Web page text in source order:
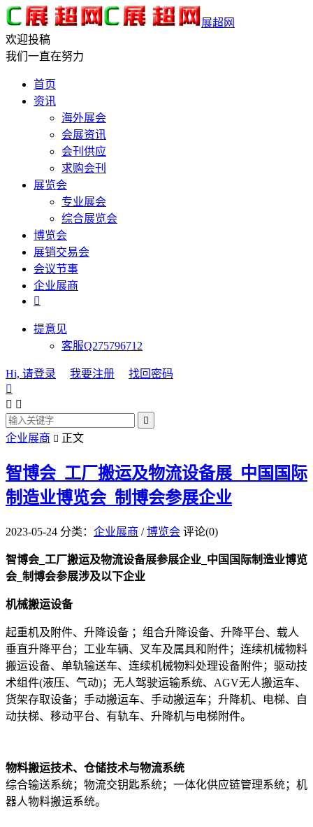
展超网
欢迎投稿
我们一直在努力
首页
资讯
海外展会
会展资讯
会刊供应
求购会刊
展览会
专业展会
综合展览会
博览会
展销交易会
会议节事
企业展商

提意见
客服Q275796712
Hi, 请登录 我要注册
找回密码

 

企业展商  正文
智博会_工厂搬运及物流设备展_中国国际
制造业博览会_制博会参展企业
2023-05-24 分类： 企业展商 /博览会 评论(0)
智博会_工厂搬运及物流设备展参展企业_中国国际制造业博览
会_制博会参展涉及以下企业
机械搬运设备
起重机及附件、升降设备 ；组合升降设备、升降平台、载人
垂直升降平台；工业车辆、叉车及属具和附件；连续机械物料
搬运设备、单轨输送车、连续机械物料处理设备附件；驱动技
术组件(液压、气动)；无人驾驶运输系统、AGV无人搬运车、
货架存取设备；手动搬运车、手动搬运车；升降机、电梯、自
动扶梯、移动平台、有轨车、升降机与电梯附件。
物料搬运技术、仓储技术与物流系统
综合输送系统；物流交钥匙系统；一体化供应链管理系统；机
器人物料搬运系统。